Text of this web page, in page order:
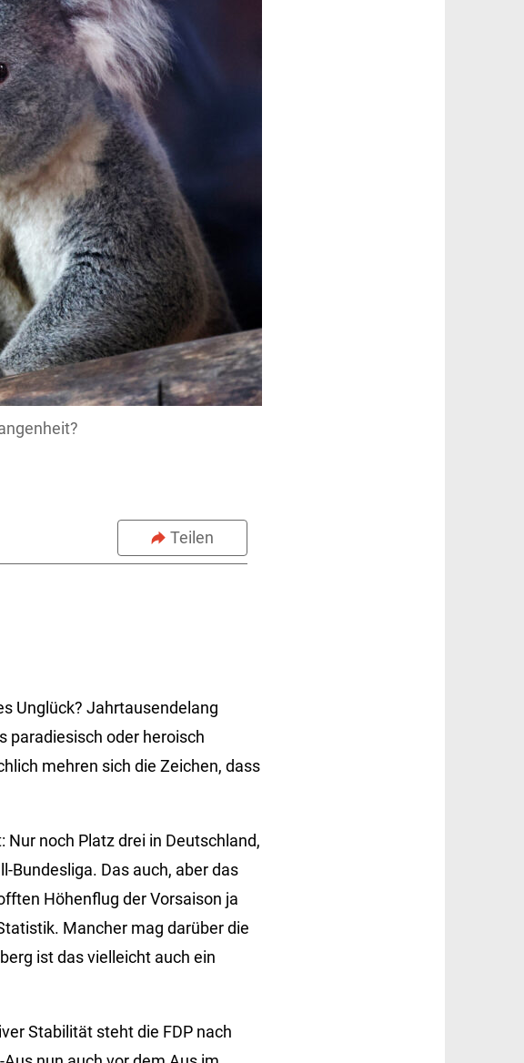
Teilen
Unglück? Jahrtausendelang
paradiesisch oder heroisch
mehren sich die Zeichen, dass
noch Platz drei in Deutschland,
Bundesliga. Das auch, aber das
Höhenflug der Vorsaison ja
Mancher mag darüber die
ist das vielleicht auch ein
Stabilität steht die FDP nach